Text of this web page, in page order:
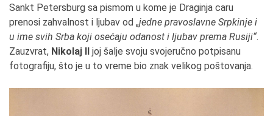
Sankt Petersburg sa pismom u kome je Draginja caru
prenosi zahvalnost i ljubav od „jedne pravoslavne Srpkinje i
u ime svih Srba koji osećaju odanost i ljubav prema Rusiji“.
Zauzvrat, Nikolaj II
joj šalje svoju svojeručno potpisanu
fotografiju, što je u to vreme bio znak velikog poštovanja.